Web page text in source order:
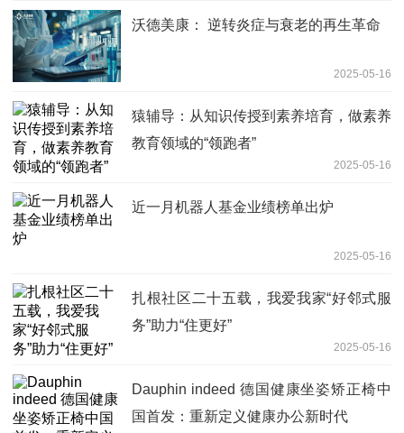
沃德美康： ​​逆转炎症与衰老的再生革命
2025-05-16
猿辅导：从知识传授到素养培育，做素养
教育领域的“领跑者”
2025-05-16
近一月机器人基金业绩榜单出炉
2025-05-16
扎根社区二十五载，我爱我家“好邻式服
务”助力“住更好”
2025-05-16
Dauphin indeed 德国健康坐姿矫正椅中
国首发：重新定义健康办公新时代